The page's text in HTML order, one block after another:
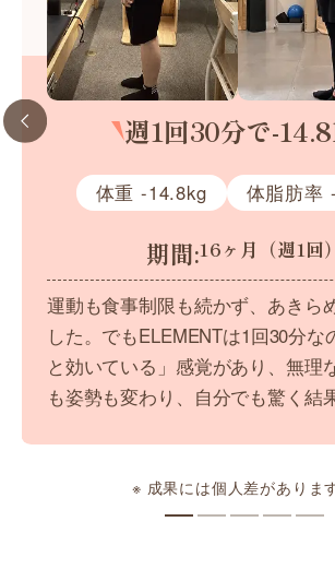
週1回30分で-
体重 -14.8kg 体脂肪率
期間:16ヶ月（週1回）
運動も食事制限も続かず、あきら
した。でもELEMENTは1回30分な
と効いている」感覚があり、無理
も姿勢も変わり、自分でも驚く結
※ 成果には個人差があります